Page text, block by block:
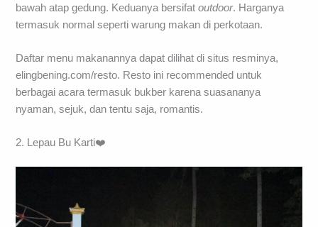
bawah atap gedung. Keduanya bersifatoutdoor. Harganya
termasuk normal seperti warung makan di perkotaan.
Daftar menu makanannya dapat dilihat di situs resminya,
elingbening.com/resto. Resto ini recommended untuk
berbagai acara termasuk bukber karena suasananya
nyaman, sejuk, dan tentu saja, romantis.
2. Lepau Bu Karti❤️